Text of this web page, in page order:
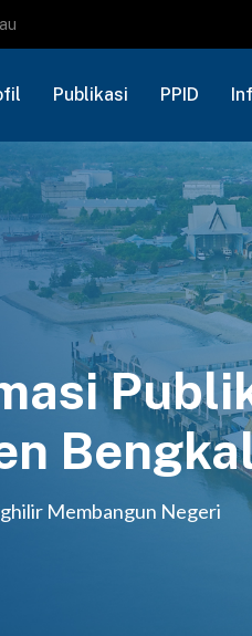
Publikasi PPID
Membangun Negeri